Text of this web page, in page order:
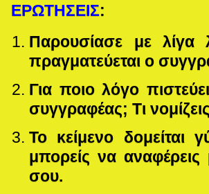
ΕΡΩΤΗΣΕΙΣ:
Παρουσίασε με λίγα
πραγματεύεται ο
Για ποιο λόγο
συγγραφέας; Τι
Το κείμενο δομείται
μπορείς να
σου.